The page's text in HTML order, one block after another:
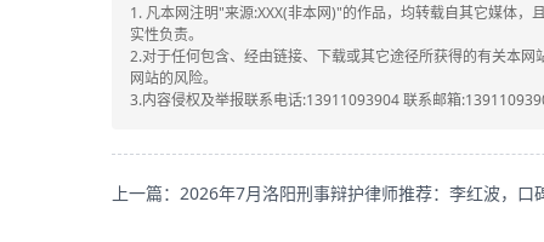
1. 凡本网注明"来源:XXX(非本网)"的作品，均转载自其它媒体
实性负责。
2.对于任何包含、经由链接、下载或其它途径所获得的有关本
网站的风险。
3.内容侵权及举报联系电话:13911093904 联系邮箱